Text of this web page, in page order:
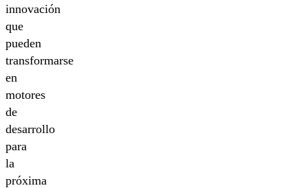
innovación
que
pueden
transformarse
en
motores
de
desarrollo
para
la
próxima